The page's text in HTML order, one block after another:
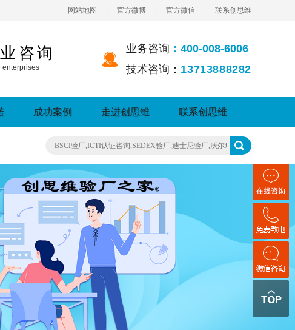
网站地图 官方微博 官方微信 联系创思维
咨询
enterprises
业务咨询 ：400-008-6006
技术咨询： 13713888282
成功案例 走进创思维 联系创思维